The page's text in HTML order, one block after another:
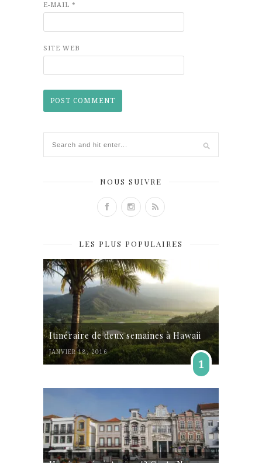
E-MAIL *
SITE WEB
NOUS SUIVRE
LES PLUS POPULAIRES
Itinéraire de deux semaines à Hawaii
JANVIER 18, 2016
1